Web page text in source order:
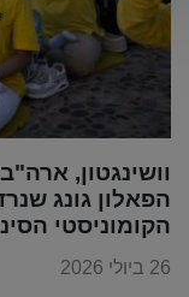
וושינגטון,
הפאלון גונג
הקומוניסטי
26 ביולי 2026